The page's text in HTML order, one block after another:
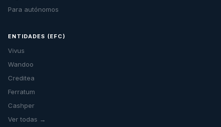
Para autónomos
ENTIDADES (EFC)
Vivus
Wandoo
Creditea
Ferratum
Cashper
Ver todas →